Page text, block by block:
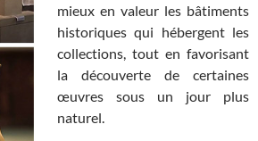
mieux en valeur les bâtiments
historiques qui hébergent les
collections, tout en favorisant
la découverte de certaines
œuvres sous un jour plus
naturel.